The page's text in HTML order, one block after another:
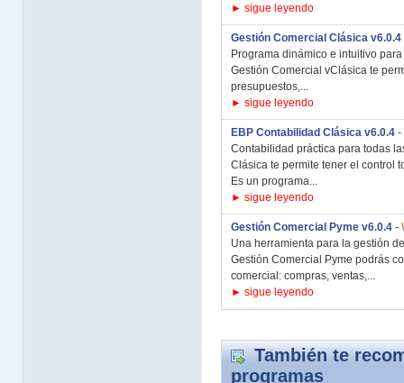
► sigue leyendo
Gestión Comercial Clásica v6.0.4
Programa dinámico e intuitivo
Gestión Comercial vClásica te
presupuestos,...
► sigue leyendo
EBP Contabilidad Clásica v6.0.4 -
Contabilidad práctica para todas
Clásica te permite tener el control
Es un programa...
► sigue leyendo
Gestión Comercial Pyme v6.0.4 -
Una herramienta para la gestión
Gestión Comercial Pyme podrás
comercial: compras, ventas,...
► sigue leyendo
También te
programas